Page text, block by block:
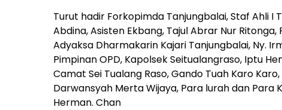
Turut hadir Forkopimda Tanjungbalai, Staf Ahli I
Abdina, Asisten Ekbang, Tajul Abrar Nur Ritonga,
Adyaksa Dharmakarin Kajari Tanjungbalai, Ny.
Pimpinan OPD, Kapolsek Seitualangraso, Iptu
Camat Sei Tualang Raso, Gando Tuah Karo
Darwansyah Merta Wijaya, Para lurah dan Para
Herman. Chan